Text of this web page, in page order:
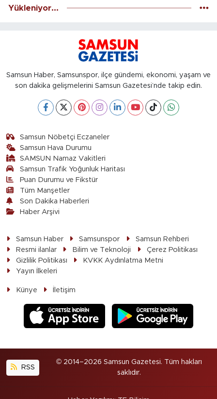
Yükleniyor...
Samsun Haber, Samsunspor, ilçe gündemi, ekonomi, yaşam ve
son dakika gelişmelerini Samsun Gazetesi’nde takip edin.
Samsun Nöbetçi Eczaneler
Samsun Hava Durumu
SAMSUN Namaz Vakitleri
Samsun Trafik Yoğunluk Haritası
Puan Durumu ve Fikstür
Tüm Manşetler
Son Dakika Haberleri
Haber Arşivi
Samsun Haber Samsunspor
Samsun Rehberi
Resmi ilanlar
Bilim ve Teknoloji
Çerez Politikası
Gizlilik Politikası
KVKK Aydınlatma Metni
Yayın İlkeleri
Künye İletişim
RSS
© 2014–2026 Samsun Gazetesi. Tüm hakları
saklıdır.